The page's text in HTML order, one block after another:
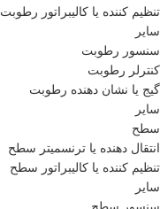
تنظیم کننده یا کالیبراتور رطوبت
سایر
سنسور رطوبت
کنترلر رطوبت
گیج یا نشان دهنده رطوبت
سایر
سطح
انتقال دهنده یا ترنسمیتر سطح
تنظیم کننده یا کالیبراتور سطح
سایر